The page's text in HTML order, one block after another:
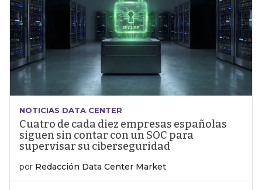
NOTICIAS DATA CENTER
Cuatro de cada diez empresas españolas
siguen sin contar con un SOC para
supervisar su ciberseguridad
por Redacción Data Center Market